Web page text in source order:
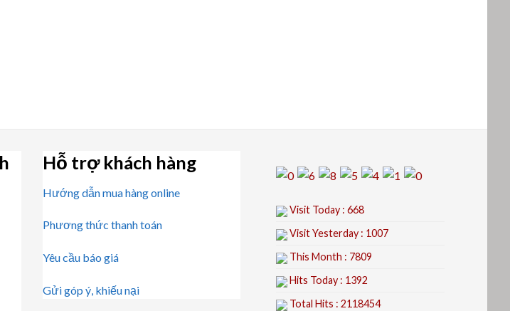
Hỗ trợ khách hàng
Hướng dẫn mua hàng online
Phương thức thanh toán
Yêu cầu báo giá
Gửi góp ý, khiếu nại
Visit Today : 668
Visit Yesterday : 1007
This Month : 7809
Hits Today : 1392
Total Hits : 2118454